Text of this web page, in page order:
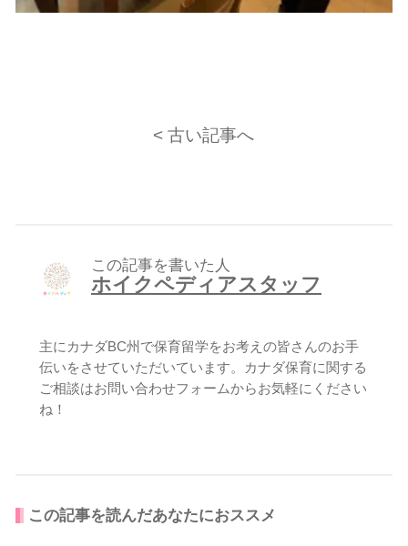
< 古い記事へ
この記事を書いた人
ホイクペディアスタッフ
主にカナダBC州で保育留学をお考えの皆さんのお手
伝いをさせていただいています。カナダ保育に関する
ご相談はお問い合わせフォームからお気軽にください
ね！
この記事を読んだあなたにおススメ